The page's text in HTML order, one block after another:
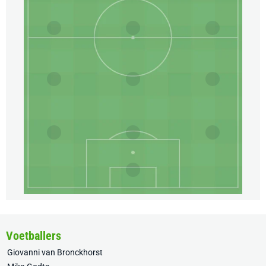
Voetballers
Giovanni van Bronckhorst